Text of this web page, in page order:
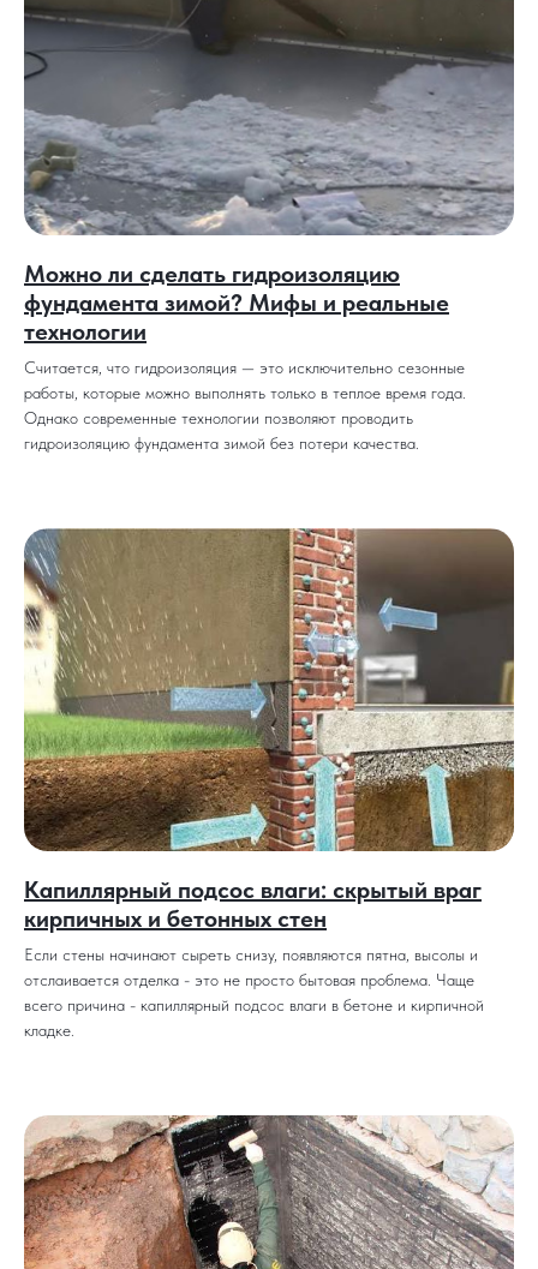
Можно ли сделать гидроизоляцию
фундамента зимой? Мифы и реальные
технологии
Считается, что гидроизоляция — это исключительно сезонные
работы, которые можно выполнять только в теплое время года.
Однако современные технологии позволяют проводить
гидроизоляцию фундамента зимой без потери качества.
Капиллярный подсос влаги: скрытый враг
кирпичных и бетонных стен
Если стены начинают сыреть снизу, появляются пятна, высолы и
отслаивается отделка - это не просто бытовая проблема. Чаще
всего причина - капиллярный подсос влаги в бетоне и кирпичной
кладке.